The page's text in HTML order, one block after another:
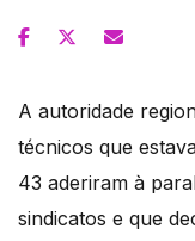
A autoridade
técnicos que
43 aderiram à
sindicatos e que